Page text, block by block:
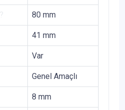
80 mm
41 mm
Var
Genel Amaçlı
8 mm